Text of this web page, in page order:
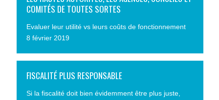
COMITÉS DE TOUTES SORTES
Evaluer leur utilité vs leurs coûts de fonctionnement
8 février 2019
FISCALITÉ PLUS RESPONSABLE
Si la fiscalité doit bien évidemment être plus juste,